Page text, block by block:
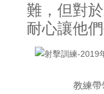
難 ， 但對
耐心讓他
教練帶